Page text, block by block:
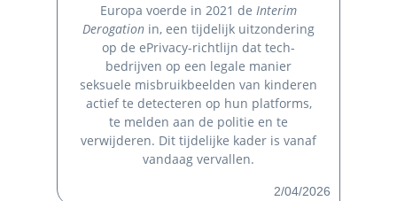
Europa voerde in 2021 de Interim
Derogation in, een tijdelijk uitzondering
op de ePrivacy-richtlijn dat tech-
bedrijven op een legale manier
seksuele misbruikbeelden van kinderen
actief te detecteren op hun platforms,
te melden aan de politie en te
verwijderen. Dit tijdelijke kader is vanaf
vandaag vervallen.
2/04/2026